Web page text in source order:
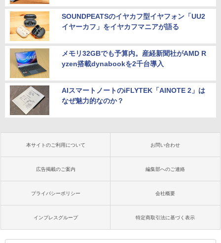
SOUNDPEATSのイヤカフ型イヤフォン「UU2
イヤーカフ」をイヤカフマニアが語る
メモリ32GBでも予算内。産経新聞社がAMD R
yzen搭載dynabookを2千台導入
AIスマートノートのiFLYTEK「AINOTE 2」は
なぜ魅力的なのか？
本サイトのご利用について お問い合わせ
広告掲載のご案内 編集部へのご連絡
プライバシーポリシー 会社概要
インプレスグループ 特定商取引法に基づく表示